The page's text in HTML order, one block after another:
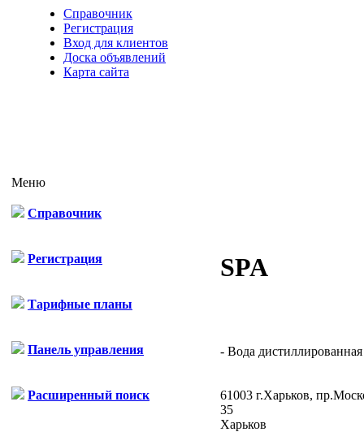
Справочник
Регистрация
Вход для клиентов
Доска объявлений
Карта сайта
Меню
Справочник
Регистрация
Тарифные планы
Панель управления
Расширенный поиск
SPA
- Вода
61003 г.Харьков,
35
Харьков